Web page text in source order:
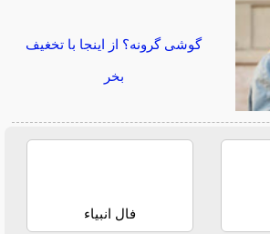
گوشی گرونه؟ از اینجا با تخغیف
بخر
فال انبیاء